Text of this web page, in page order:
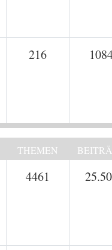
216Themen
THEMEN
4461 Themen